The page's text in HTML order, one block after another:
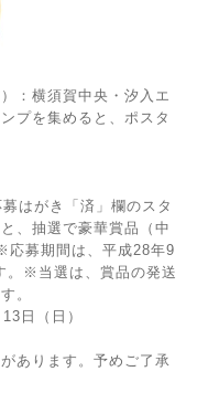
：横須賀中央・汐入エ
プを集めると、ポスタ
はがき「済」欄のスタ
、抽選で豪華賞品（中
応募期間は、平成28年9
。※当選は、賞品の発送
。
日（日）
あります。予めご了承